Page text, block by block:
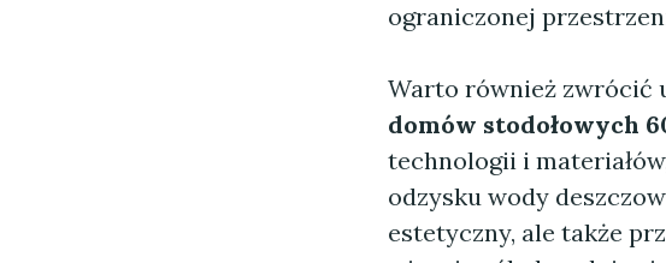
ograniczonej
Warto również zwrócić
domów stodołowych
technologii i
odzysku wody
estetyczny, ale także